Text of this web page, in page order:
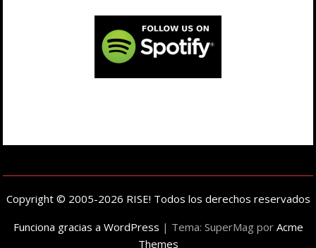
Copyright © 2005-2026 RISE! Todos los derechos reservados
Funciona gracias a WordPress | Tema: SuperMag por Acme
Themes